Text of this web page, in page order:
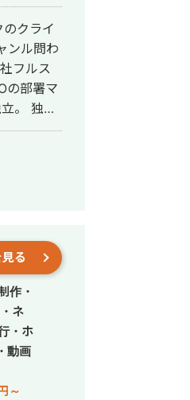
クライ
ンル問わ
の部署マ
立
ターと
に
る
作・
ネ
・ホ
動画
～